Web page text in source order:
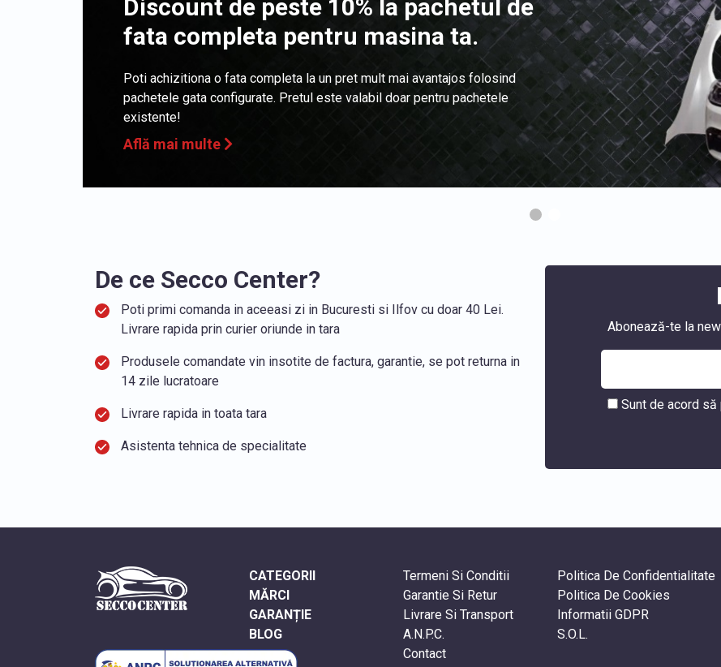
Discount de peste 10% la pachetul de
fata completa pentru masina ta.
Poti achizitiona o fata completa la un pret mult mai avantajos folosind
pachetele gata configurate. Pretul este valabil doar pentru pachetele
existente!
Află mai multe
De ce Secco Center?
Poti primi comanda in aceeasi zi in Bucuresti si Ilfov cu doar 40 Lei.
Livrare rapida prin curier oriunde in tara
Produsele comandate vin insotite de factura, garantie, se pot returna in
14 zile lucratoare
Livrare rapida in toata tara
Asistenta tehnica de specialitate
Abonează-te la
Sunt de acord
CATEGORII
MĂRCI
GARANȚIE
BLOG
Termeni Si Conditii
Garantie Si Retur
Livrare Si Transport
A.N.P.C.
Contact
Politica De Confidentialitate
Politica De Cookies
Informatii GDPR
S.O.L.